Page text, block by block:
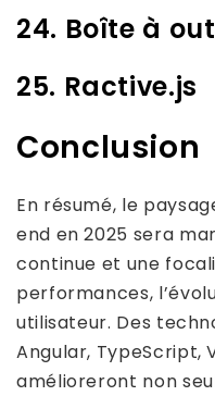
24. Boîte à
25. Ractive.js
Conclusion
En résumé, le
end en 2025 sera
continue et une
performances,
utilisateur. Des
Angular, TypeScript,
amélioreront non